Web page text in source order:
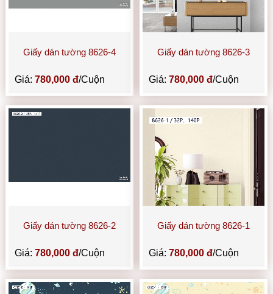
Giấy dán tường 8626-4
Giá:780,000 đ/Cuộn
Giấy dán tường 8626-3
Giá: 780,000 đ/Cuộn
Giấy dán tường 8626-2
Giá:780,000 đ/Cuộn
Giấy dán tường 8626-1
Giá: 780,000 đ/Cuộn